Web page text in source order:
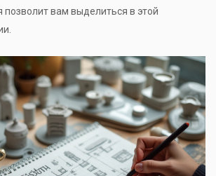
позволит вам выделиться в этой